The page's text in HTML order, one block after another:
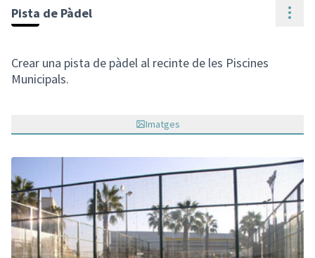
Pista de Pàdel
Crear una pista de pàdel al recinte de les Piscines
Municipals.
Imatges